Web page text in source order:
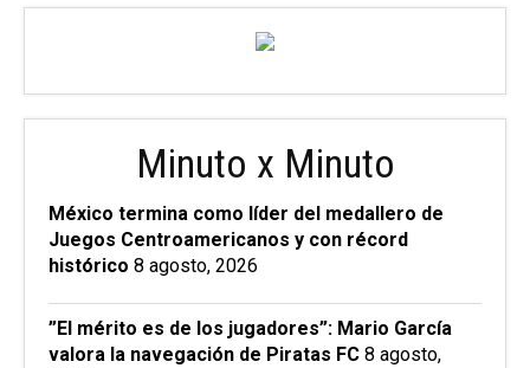
Minuto x Minuto
México termina como líder del medallero de
Juegos Centroamericanos y con récord
histórico 8 agosto, 2026
”El mérito es de los jugadores”: Mario García
valora la navegación de Piratas FC 8 agosto,